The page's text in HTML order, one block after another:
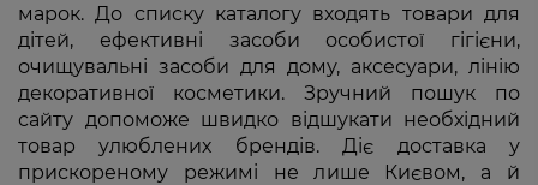
марок. До списку каталогу входять товари для
дітей, ефективні засоби особистої гігієни,
очищувальні засоби для дому, аксесуари, лінію
декоративної косметики. Зручний пошук по
сайту допоможе швидко відшукати необхідний
товар улюблених брендів. Діє доставка у
прискореному режимі не лише Києвом, а й